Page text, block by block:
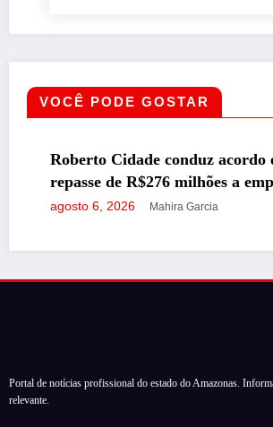
VOCÊ PODE GOSTAR
AMAZONAS DESTAQUE
Roberto Cidade conduz acordo e
repasse de R$276 milhões a
agosto 6, 2026 Mahira Garcia
Portal de notícias profissional do estado do Amazonas.
relevante.